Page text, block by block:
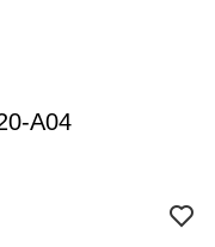
A04